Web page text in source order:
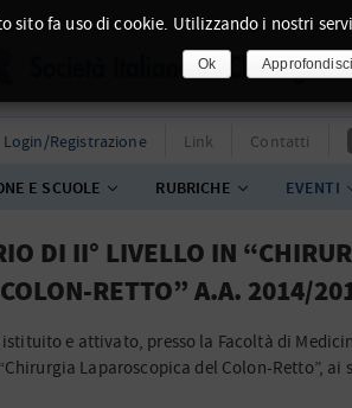
Login/Registrazione Link Contatti
E SCUOLE RUBRICHE EVENTI
DI II° LIVELLO IN
RETTO” A.A. 2014/
istituito e attivato, presso la Facoltà di
Laparoscopica del Colon-Retto”, ai
sito fa uso di cookie. Utilizzando i nostri
Ok Approfondisci